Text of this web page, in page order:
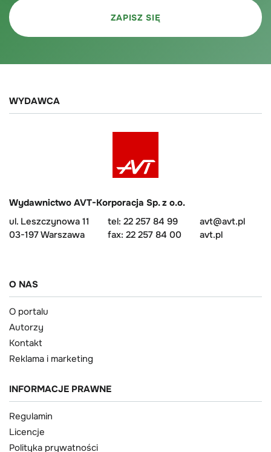
WYDAWCA
Wydawnictwo AVT-Korporacja Sp. z o.o.
ul. Leszczynowa 11
03-197 Warszawa
tel: 22 257 84 99
fax: 22 257 84 00
avt@avt.pl
avt.pl
O NAS
O portalu
Autorzy
Kontakt
Reklama i marketing
INFORMACJE PRAWNE
Regulamin
Licencje
Polityka prywatności